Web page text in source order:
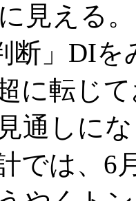
見える。
断」DIを
に転じ
通しに
では、6